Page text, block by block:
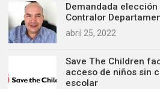
Demandada elección
Contralor
abril 25, 2022
Save The Children
acceso de niños sin
escolar